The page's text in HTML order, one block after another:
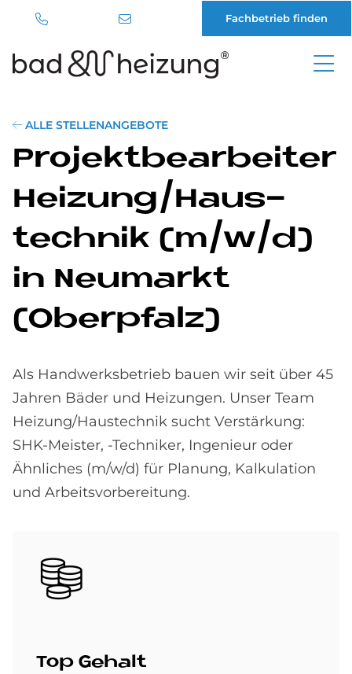
Inhalt
Fachbetrieb finden
ALLE STELLENANGEBOTE
Pro­jekt­be­ar­bei­ter
Hei­zung/Haus­
tech­nik (m/w/d)
in Neu­mar­kt
(Ober­pfalz)
Als Handwerksbetrieb bauen wir seit über 45
Jahren Bäder und Heizungen. Unser Team
Heizung/Haustechnik sucht Verstärkung:
SHK-Meister, -Techniker, Ingenieur oder
Ähnliches (m/w/d) für Planung, Kalkulation
und Arbeitsvorbereitung.
Bild
Top Ge­halt